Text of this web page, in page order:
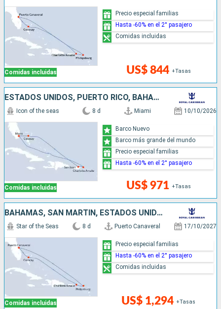
Comidas incluidas US$ 844 +Tasas
Precio especial familias
Hasta -60% en el 2° pasajero
Comidas incluidas
ESTADOS UNIDOS, PUERTO RICO, BAHAMAS
Comidas incluidas
Icon of the seas 8 d Miami 10/10/2026
US$ 971 +Tasas
Barco Nuevo
Barco más grande del mundo
Precio especial familias
Hasta -60% en el 2° pasajero
BAHAMAS, SAN MARTÍN, ESTADOS UNIDOS
Comidas incluidas
Star of the Seas 8 d Puerto Canaveral 17/10/2027
US$ 1,294 +Tasas
Precio especial familias
Hasta -60% en el 2° pasajero
Comidas incluidas